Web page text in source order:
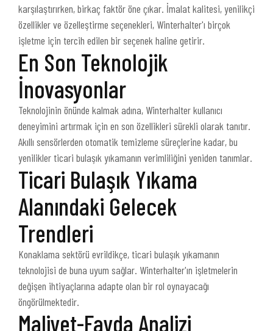
karşılaştırırken, birkaç faktör öne çıkar. İmalat kalitesi, yenilikçi
özellikler ve özelleştirme seçenekleri, Winterhalter'ı birçok
işletme için tercih edilen bir seçenek haline getirir.
En Son Teknolojik
İnovasyonlar
Teknolojinin önünde kalmak adına, Winterhalter kullanıcı
deneyimini artırmak için en son özellikleri sürekli olarak tanıtır.
Akıllı sensörlerden otomatik temizleme süreçlerine kadar, bu
yenilikler ticari bulaşık yıkamanın verimliliğini yeniden tanımlar.
Ticari Bulaşık Yıkama
Alanındaki Gelecek
Trendleri
Konaklama sektörü evrildikçe, ticari bulaşık yıkamanın
teknolojisi de buna uyum sağlar. Winterhalter'ın işletmelerin
değişen ihtiyaçlarına adapte olan bir rol oynayacağı
öngörülmektedir.
Maliyet-Fayda Analizi